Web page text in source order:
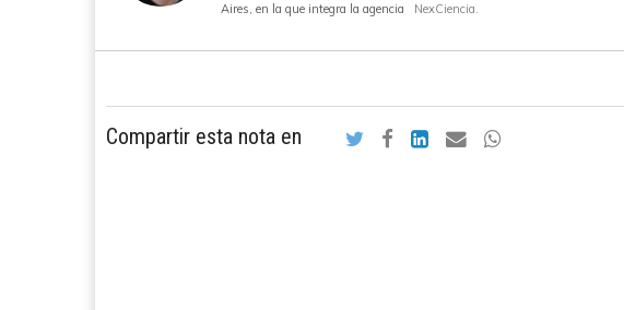
Aires, en la que integra la agencia
NexCiencia.
Compartir esta nota en